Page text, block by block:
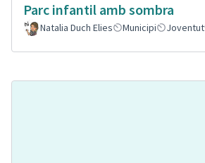
Parc infantil amb sombra
Natalia Duch Elies
Municipi Joventut